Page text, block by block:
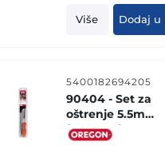
Više Dodaj u
5400182694205
90404 - Set za
oštrenje 5.5mm
(BLISTER)